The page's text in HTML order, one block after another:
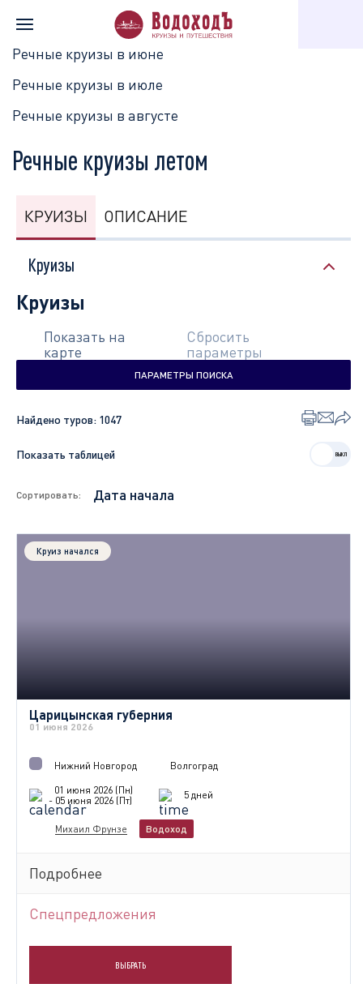
Главная Перечень всех доступных круизов
Речные круизы в июне
Речные круизы в июле
Речные круизы в августе
Речные круизы летом
КРУИЗЫ ОПИСАНИЕ
Круизы
Круизы
Показать на
карте
Сбросить
параметры
ПАРАМЕТРЫ ПОИСКА
Показать таблицей
Найдено туров: 1047
Сортировать:
Круиз начался
Царицынская губерния
01 июня 2026
Нижний Новгород
Волгоград
01 июня 2026 (Пн)
- 05 июня 2026 (Пт)
5 дней
Михаил Фрунзе Водоход
Подробнее
Спецпредложения
ВЫБРАТЬ